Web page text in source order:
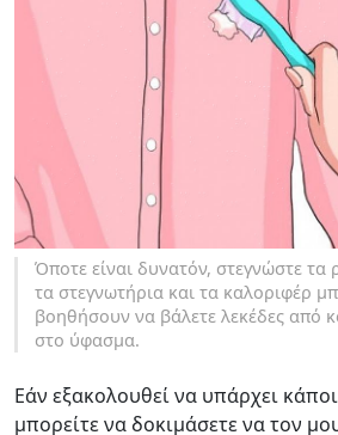
Όποτε είναι δυνατόν, στεγνώστε
τα στεγνωτήρια και τα καλοριφέρ
βοηθήσουν να βάλετε λεκέδες από
στο ύφασμα.
Εάν εξακολουθεί να υπάρχει
μπορείτε να δοκιμάσετε να τον